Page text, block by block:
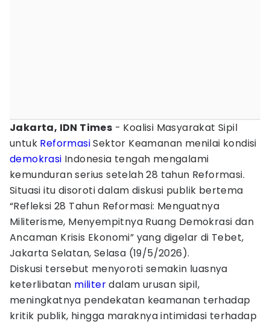
Jakarta, IDN Times - Koalisi Masyarakat Sipil
untuk ReformasiSektor Keamanan menilai kondisi
demokrasi Indonesia tengah mengalami
kemunduran serius setelah 28 tahun Reformasi.
Situasi itu disoroti dalam diskusi publik bertema
“Refleksi 28 Tahun Reformasi: Menguatnya
Militerisme, Menyempitnya Ruang Demokrasi dan
Ancaman Krisis Ekonomi” yang digelar di Tebet,
Jakarta Selatan, Selasa (19/5/2026).
Diskusi tersebut menyoroti semakin luasnya
keterlibatan militerdalam urusan sipil,
meningkatnya pendekatan keamanan terhadap
kritik publik, hingga maraknya intimidasi terhadap